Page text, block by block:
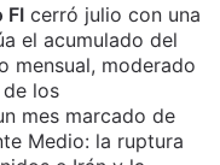
FI cerró julio con una
el acumulado del
mensual, moderado
los
mes marcado de
Medio: la ruptura